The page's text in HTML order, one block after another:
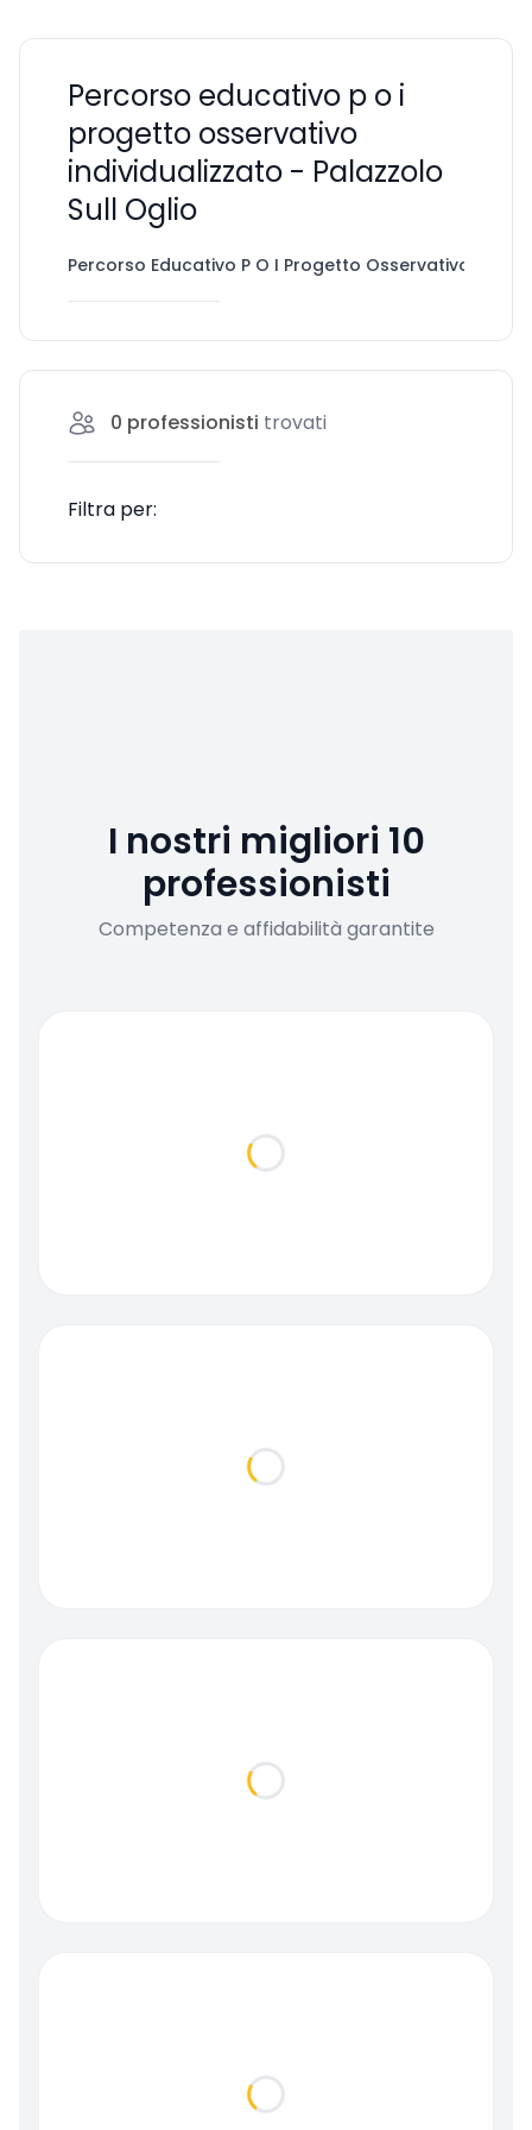
Percorso educativo p o i
progetto osservativo
individualizzato - Palazzolo
Sull Oglio
Percorso Educativo P O I Progetto Osservativo
0 professionisti trovati
Filtra per:
I nostri migliori 10
professionisti
Competenza e affidabilità garantite
Loading...
Loading...
Loading...
Loading...